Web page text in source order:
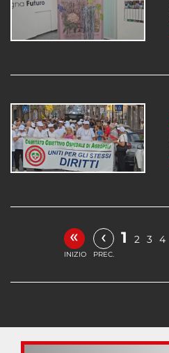
«
INIZIO
‹
PREC.
1 2 3 4